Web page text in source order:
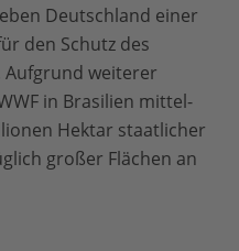
Deutschland einer
den Schutz des
Aufgrund weiterer
in Brasilien mittel-
Hektar staatlicher
großer Flächen an